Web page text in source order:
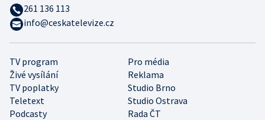
TV program
Pro média
Živé vysílání
Reklama
TV poplatky
Studio Brno
Teletext
Studio Ostrava
Podcasty
Rada ČT
261 136 113
info@ceskatelevize.cz